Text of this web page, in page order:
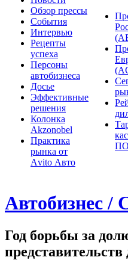
Обзор прессы
События
Интервью
Рецепты
успеха
Персоны
автобизнеса
Досье
Эффективные
решения
Колонка
Akzonobel
Практика
рынка от
Аvito Авто
Автобизнес /
Год борьбы за